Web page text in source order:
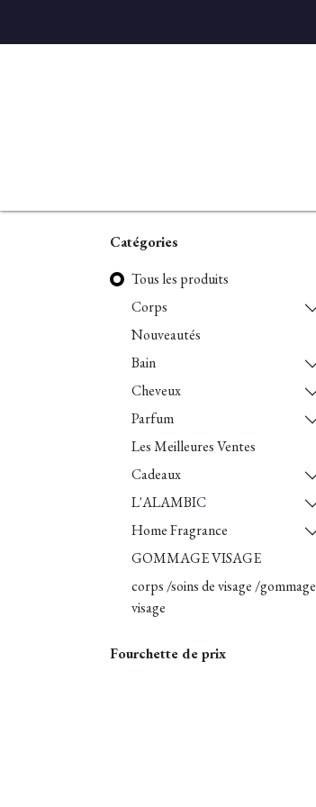
Catégories
Tous les produits
Corps
Nouveautés
Bain
Cheveux
Parfum
Les Meilleures Ventes
Cadeaux
L'ALAMBIC
Home Fragrance
GOMMAGE VISAGE
corps /soins de visage /gommage
visage
Fourchette de prix